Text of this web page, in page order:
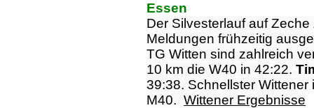
Essen
Der Silvesterlauf auf
Meldungen frühzeitig
TG Witten sind zahlreich
10 km die W40 in 42:22.
39:38. Schnellster Wittener
M40.Wittener Ergebnisse